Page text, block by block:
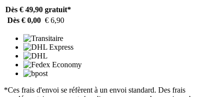
Dès € 49,90 gratuit*
Dès € 0,00 € 6,90
*Ces frais d'envoi se réfèrent à un envoi standard. Des frais